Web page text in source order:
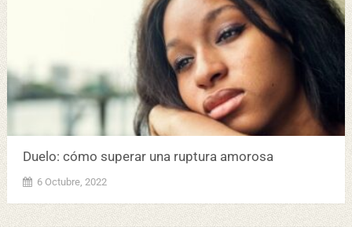
Duelo: cómo superar una ruptura amorosa
6 Octubre, 2022